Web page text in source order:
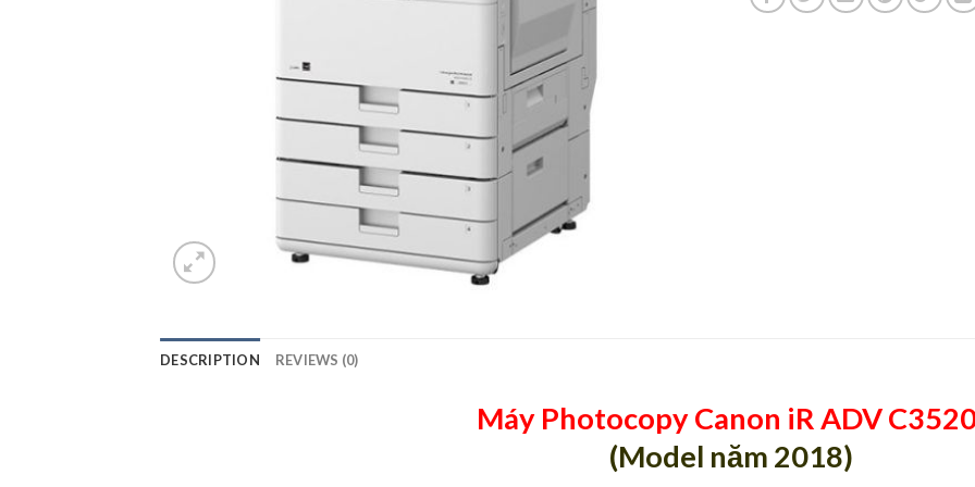
DESCRIPTION REVIEWS (0)
Máy Photocopy Canon iR ADV
(Model năm 2018)